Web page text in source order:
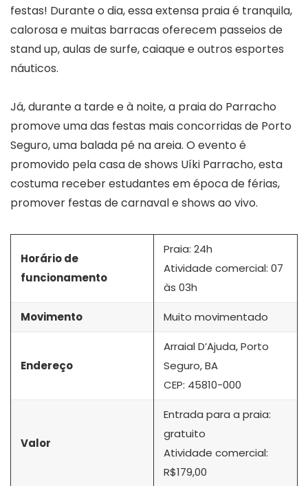
festas! Durante o dia, essa extensa praia é tranquila,
calorosa e muitas barracas oferecem passeios de
stand up, aulas de surfe, caiaque e outros esportes
náuticos.
Já, durante a tarde e à noite, a praia do Parracho
promove uma das festas mais concorridas de Porto
Seguro, uma balada pé na areia. O evento é
promovido pela casa de shows Uíki Parracho, esta
costuma receber estudantes em época de férias,
promover festas de carnaval e shows ao vivo.
Horário de
funcionamento
Praia: 24h
Atividade comercial: 07
às 03h
Movimento Muito movimentado
Endereço
Arraial D’Ajuda, Porto
Seguro, BA
CEP: 45810-000
Valor
Entrada para a praia:
gratuito
Atividade comercial:
R$179,00